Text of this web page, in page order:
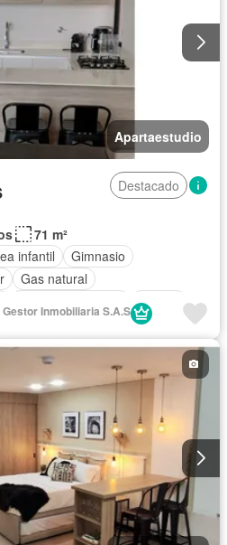
Apartaestudio
Destacado
71 m²
infantil
Gimnasio
Gas natural
Piscina
Inmobiliaria S.A.S